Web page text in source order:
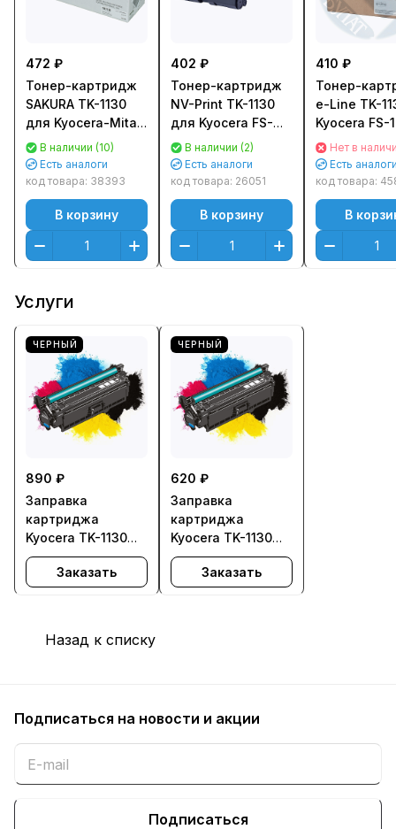
472 ₽
Тонер-картридж
SAKURA TK-1130
для Kyocera-Mita
FS-1030/ 1130MFP
(3 000стр.)
Черный (Black)
В наличии (10)
Есть аналоги
код товара: 38393
В корзину
402 ₽
Тонер-картридж
NV-Print TK-1130
для Kyocera FS-
1030/ 1130MFP
(3000стр.)
В наличии (2)
Есть аналоги
код товара: 26051
В корзину
410 ₽
Тонер-
e-Line TK-
Kyocera FS-
1130
чипом
Нет в
Есть
код товара:
В
Услуги
ЧЕРНЫЙ
890 ₽
Заправка
картриджа
Kyocera TK-1130
для FS-1030MFP,
FS-1030MFP/DP,
увеличенная
Заказать
ЧЕРНЫЙ
620 ₽
Заправка
картриджа
Kyocera TK-1130
для FS-1030MFP,
FS-1030MFP/DP,
Заказать
Назад к списку
Подписаться на новости и акции
Подписаться